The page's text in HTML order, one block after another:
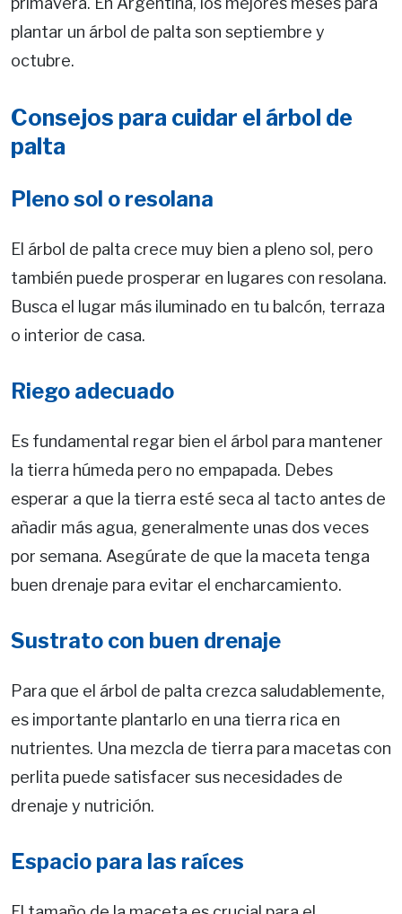
plantar un árbol de palta son septiembre y
octubre.
Consejos para cuidar el árbol de
palta
Pleno sol o resolana
El árbol de palta crece muy bien a pleno sol, pero
también puede prosperar en lugares con resolana.
Busca el lugar más iluminado en tu balcón, terraza
o interior de casa.
Riego adecuado
Es fundamental regar bien el árbol para mantener
la tierra húmeda pero no empapada. Debes
esperar a que la tierra esté seca al tacto antes de
añadir más agua, generalmente unas dos veces
por semana. Asegúrate de que la maceta tenga
buen drenaje para evitar el encharcamiento.
Sustrato con buen drenaje
Para que el árbol de palta crezca saludablemente,
es importante plantarlo en una tierra rica en
nutrientes. Una mezcla de tierra para macetas con
perlita puede satisfacer sus necesidades de
drenaje y nutrición.
Espacio para las raíces